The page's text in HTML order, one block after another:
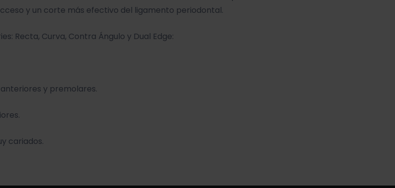
y un corte más efectivo del ligamento periodontal.
Recta, Curva, Contra Ángulo y Dual Edge:
y premolares.
cariados.